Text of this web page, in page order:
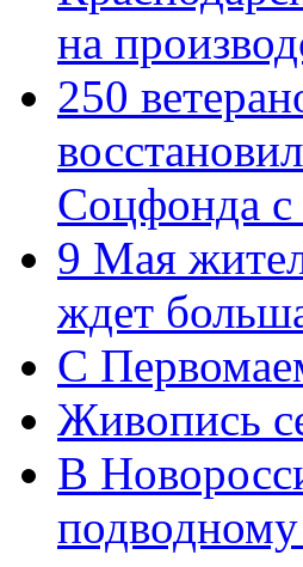
на
250
Соцфонда с
9 Мая
ждет
C
Живопись
В
подводному